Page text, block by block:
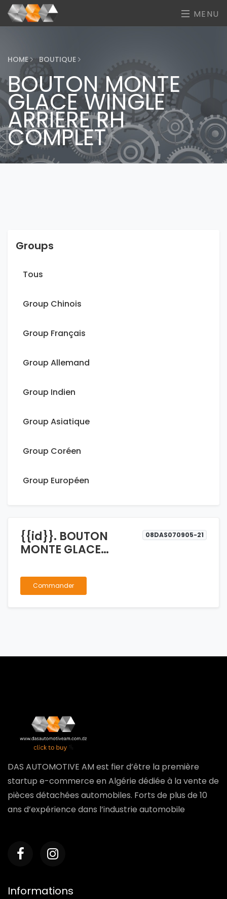
MENU
HOME BOUTIQUE
BOUTON MONTE
GLACE WINGLE
ARRIERE RH
COMPLET
Groups
Tous
Group Chinois
Group Français
Group Allemand
Group Indien
Group Asiatique
Group Coréen
Group Européen
{{id}}. BOUTON
MONTE GLACE
COMPLET
08DAS070905-21
Commander
DAS AUTOMOTIVE AM est fier d’être la première
startup e-commerce en Algérie dédiée à la vente de
pièces détachées automobiles. Forts de plus de 10
ans d’expérience dans l’industrie automobile
Informations